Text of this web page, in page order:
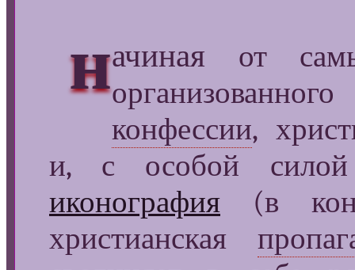
начиная от
конфессии,
и, с особой
иконография (в
христианская